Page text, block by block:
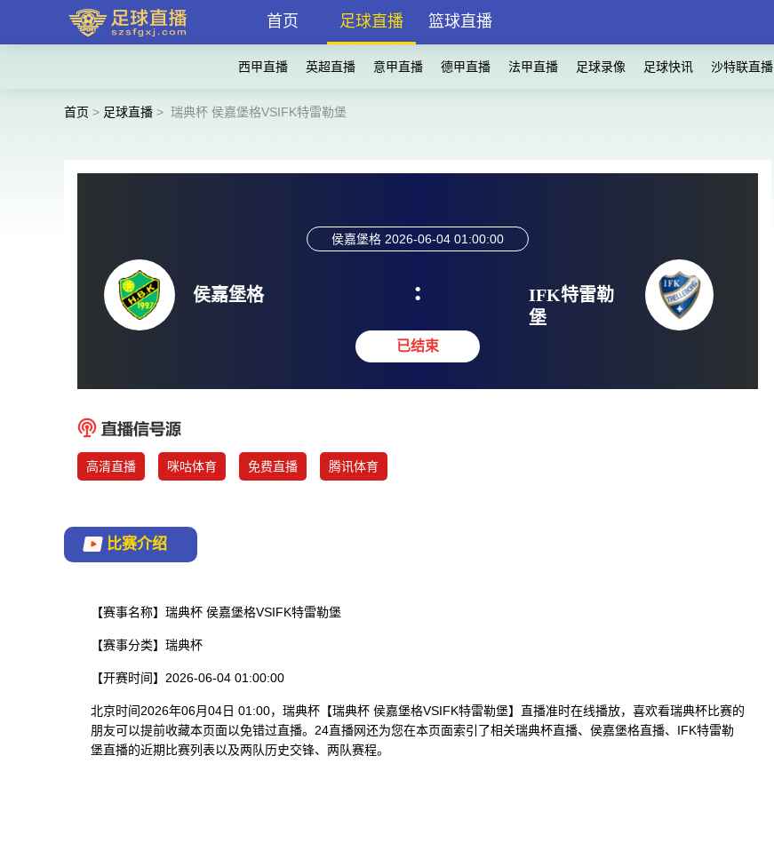
首页 足球直播 篮球直播
西甲直播 英超直播 意甲直播 德甲直播 法甲直播 足球录像 足球快讯 沙特联直播
首页 > 足球直播 > 瑞典杯 侯嘉堡格VSIFK特雷勒堡
侯嘉堡格
侯嘉堡格 2026-06-04 01:00:00
:
已结束
IFK特雷勒
堡
高清直播 咪咕体育 免费直播 腾讯体育
比赛介绍
【赛事名称】 瑞典杯 侯嘉堡格VSIFK特雷勒堡
【赛事分类】 瑞典杯
【开赛时间】 2026-06-04 01:00:00
北京时间2026年06月04日 01:00，瑞典杯【瑞典杯 侯嘉堡格VSIFK特雷勒堡】直播准时在线播放，喜欢看瑞典杯比赛的
朋友可以提前收藏本页面以免错过直播。24直播网还为您在本页面索引了相关瑞典杯直播、侯嘉堡格直播、IFK特雷勒
堡直播的近期比赛列表以及两队历史交锋、两队赛程。